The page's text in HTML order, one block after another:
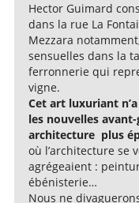
Hector Guimard
dans la rue La
Mezzara
sensuelles dans la
ferronnerie qui
vigne.
Cet art luxuriant
les nouvelles
architecture plus
où l’architecture se
agrégeaient :
ébénisterie…
Nous ne